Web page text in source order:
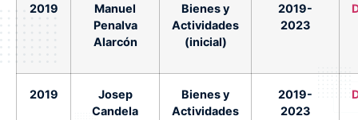
2019
Manuel
Penalva
Alarcón
Bienes y
Actividades
(inicial)
2019-
2023
2019
Josep
Candela
Bienes y
Actividades
2019-
2023